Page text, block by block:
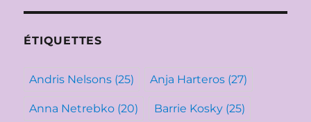
ÉTIQUETTES
Andris Nelsons (25) Anja Harteros (27)
Anna Netrebko (20) Barrie Kosky (25)